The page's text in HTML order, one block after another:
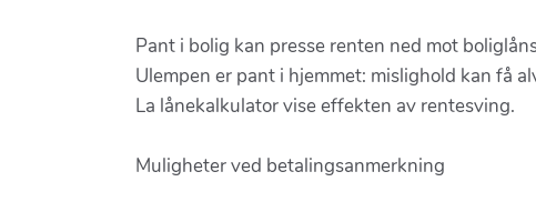
Pant i bolig kan presse renten ned mot
Ulempen er pant i hjemmet: mislighold kan få
La lånekalkulator vise effekten av rentesving.
Muligheter ved betalingsanmerkning